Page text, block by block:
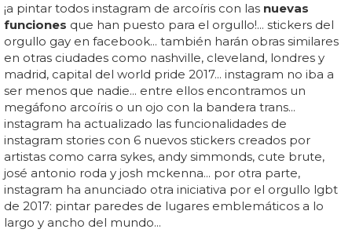
¡a pintar todos instagram de arcoíris con las nuevas
funciones que han puesto para el orgullo!... stickers del
orgullo gay en facebook... también harán obras similares
en otras ciudades como nashville, cleveland, londres y
madrid, capital del world pride 2017... instagram no iba a
ser menos que nadie... entre ellos encontramos un
megáfono arcoíris o un ojo con la bandera trans...
instagram ha actualizado las funcionalidades de
instagram stories con 6 nuevos stickers creados por
artistas como carra sykes, andy simmonds, cute brute,
josé antonio roda y josh mckenna... por otra parte,
instagram ha anunciado otra iniciativa por el orgullo lgbt
de 2017: pintar paredes de lugares emblemáticos a lo
largo y ancho del mundo...